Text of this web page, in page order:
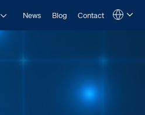
Open Produits
News Blog Contact
Deutsch
Español